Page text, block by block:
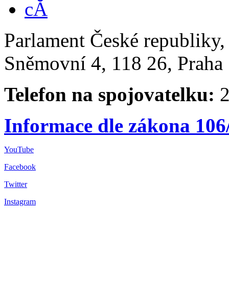
Parlament České
Sněmovní 4, 118 26,
Telefon na spojovatelku:
Informace dle zákona
YouTube
Facebook
Twitter
Instagram